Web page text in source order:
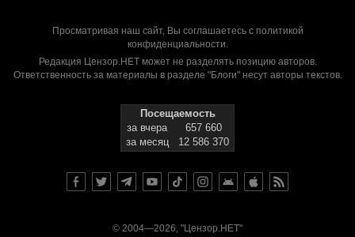
Просматривая наш сайт, Вы соглашаетесь с политикой
конфиденциальности.
Редакция Цензор.НЕТ может не разделять позицию авторов.
Ответственность за материалы в разделе "Блоги" несут авторы текстов.
Посещаемость
за вчера
657 660
за месяц
12 586 370
© 2004—2026, "Цензор.НЕТ"